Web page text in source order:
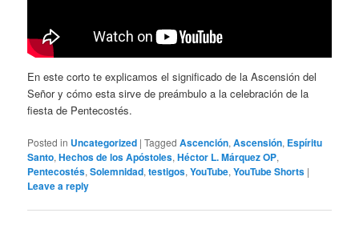
En este corto te explicamos el significado de la Ascensión del
Señor y cómo esta sirve de preámbulo a la celebración de la
fiesta de Pentecostés.
Posted in Uncategorized |Tagged Ascención,Ascensión, Espíritu
Santo,Hechos de los Apóstoles,Héctor L. Márquez OP,
Pentecostés,Solemnidad,testigos,YouTube,YouTube Shorts |
Leave a reply